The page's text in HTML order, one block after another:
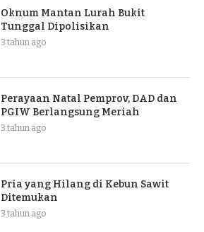
Oknum Mantan Lurah Bukit
Tunggal Dipolisikan
3 tahun ago
Perayaan Natal Pemprov, DAD dan
PGIW Berlangsung Meriah
3 tahun ago
Pria yang Hilang di Kebun Sawit
Ditemukan
3 tahun ago